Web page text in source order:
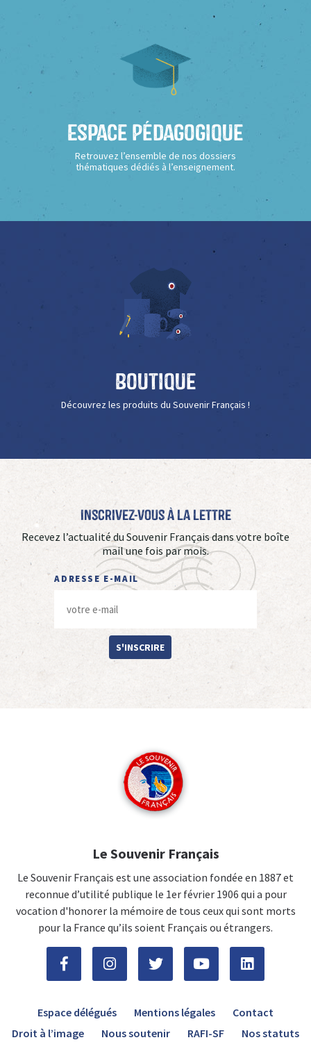
Espace Pédagogique
Retrouvez l’ensemble de nos dossiers
thématiques dédiés à l’enseignement.
Boutique
Découvrez les produits du Souvenir Français !
Inscrivez-vous à La Lettre
Recevez l’actualité du Souvenir Français dans votre boîte
mail une fois par mois.
ADRESSE E-MAIL
S'INSCRIRE
Le Souvenir Français
Le Souvenir Français est une association fondée en 1887 et
reconnue d’utilité publique le 1er février 1906 qui a pour
vocation d'honorer la mémoire de tous ceux qui sont morts
pour la France qu’ils soient Français ou étrangers.
Espace délégués Mentions légales
Contact
Droit à l’image
Nous soutenir RAFI-SF Nos statuts